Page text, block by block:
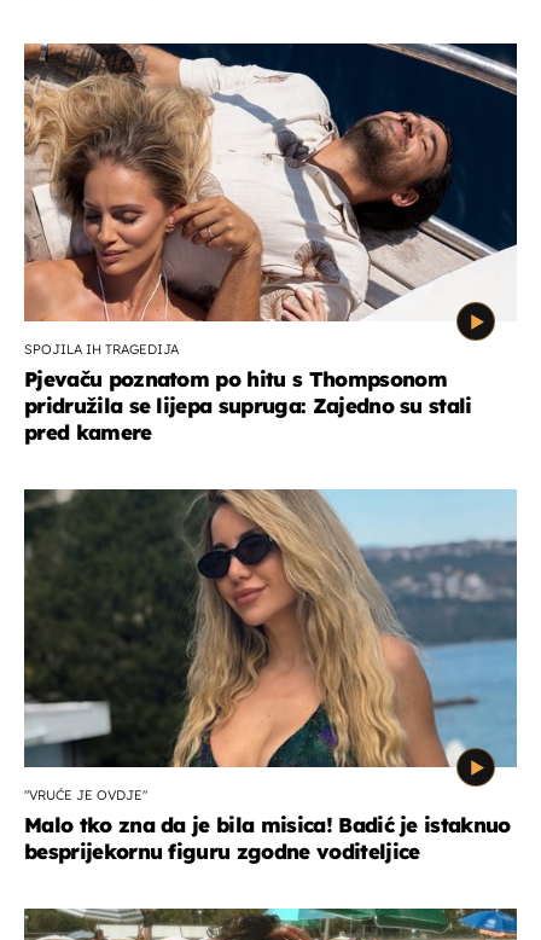
SPOJILA IH TRAGEDIJA
Pjevaču poznatom po hitu s Thompsonom
pridružila se lijepa supruga: Zajedno su stali
pred kamere
"VRUĆE JE OVDJE"
Malo tko zna da je bila misica! Badić je istaknuo
besprijekornu figuru zgodne voditeljice